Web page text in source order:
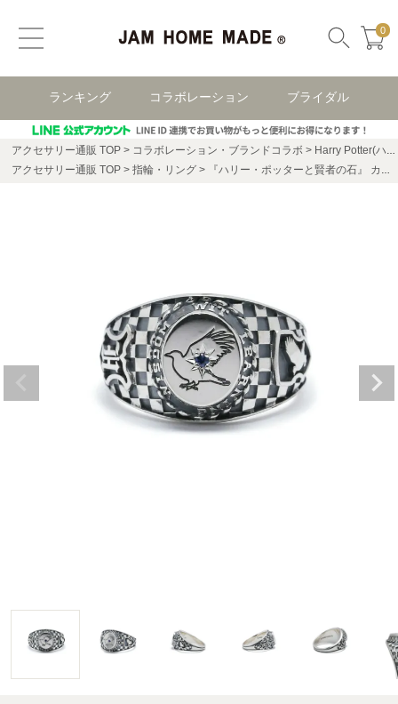
0
ランキング コラボレーション ブライダル
アクセサリー通販 TOP コラボレーション・ブランドコラボ
Harry Potter(ハリー・ポッター)
アクセサリー通販 TOP
指輪・リング 『ハリー・ポッターと賢者の石』 カレッジリング - スリザリン